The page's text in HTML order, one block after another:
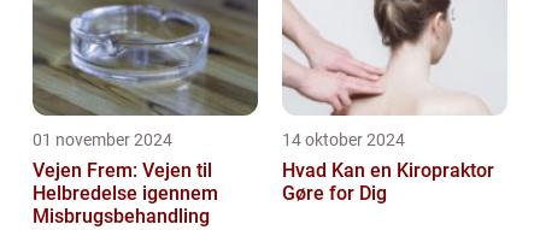
01 november 2024
Vejen Frem: Vejen til
Helbredelse igennem
Misbrugsbehandling
14 oktober 2024
Hvad Kan en Kiropraktor
Gøre for Dig